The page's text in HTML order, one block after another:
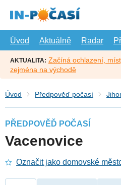
hlavní
Úvod
Aktuálně Radar
AKTUALITA: Začíná ochlazení,
zejména na východě
Úvod Předpověď počasí
PŘEDPOVĚĎ POČASÍ
Vacenovice
Označit jako domovské